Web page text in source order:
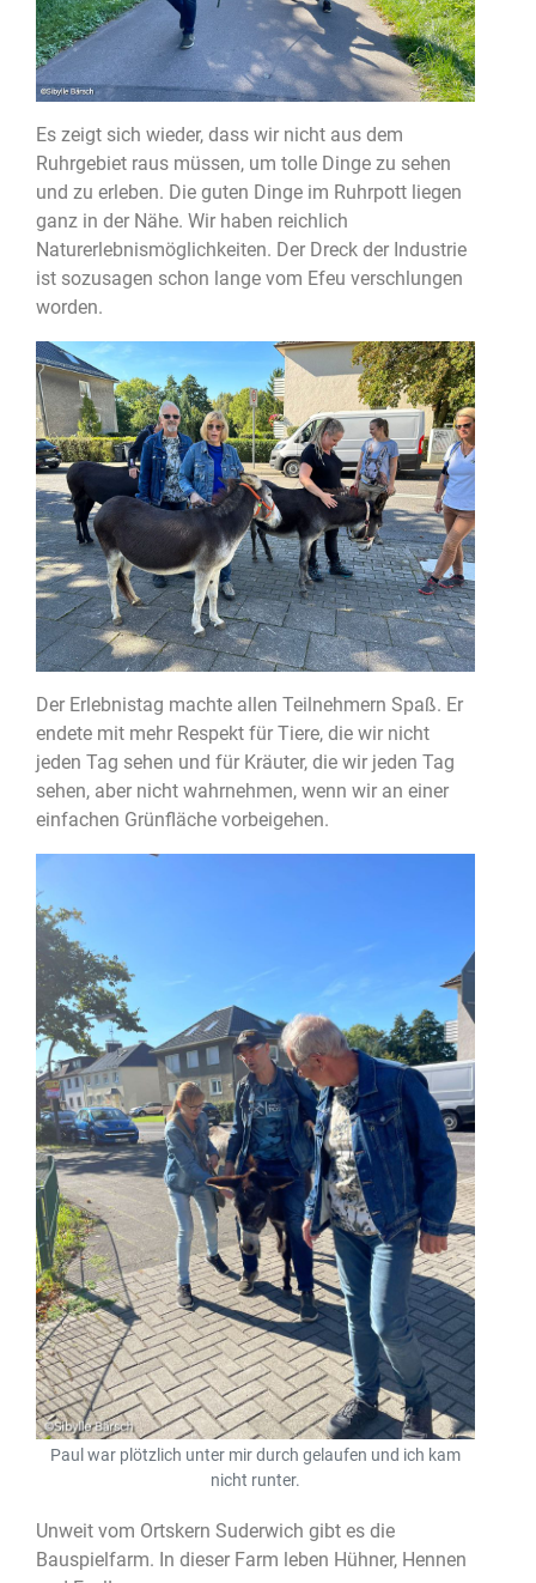
Es zeigt sich wieder, dass wir nicht aus dem
Ruhrgebiet raus müssen, um tolle Dinge zu sehen
und zu erleben. Die guten Dinge im Ruhrpott liegen
ganz in der Nähe. Wir haben reichlich
Naturerlebnismöglichkeiten. Der Dreck der Industrie
ist sozusagen schon lange vom Efeu verschlungen
worden.
Der Erlebnistag machte allen Teilnehmern Spaß. Er
endete mit mehr Respekt für Tiere, die wir nicht
jeden Tag sehen und für Kräuter, die wir jeden Tag
sehen, aber nicht wahrnehmen, wenn wir an einer
einfachen Grünfläche vorbeigehen.
Paul war plötzlich unter mir durch gelaufen und ich kam
nicht runter.
Unweit vom Ortskern Suderwich gibt es die
Bauspielfarm. In dieser Farm leben Hühner, Hennen